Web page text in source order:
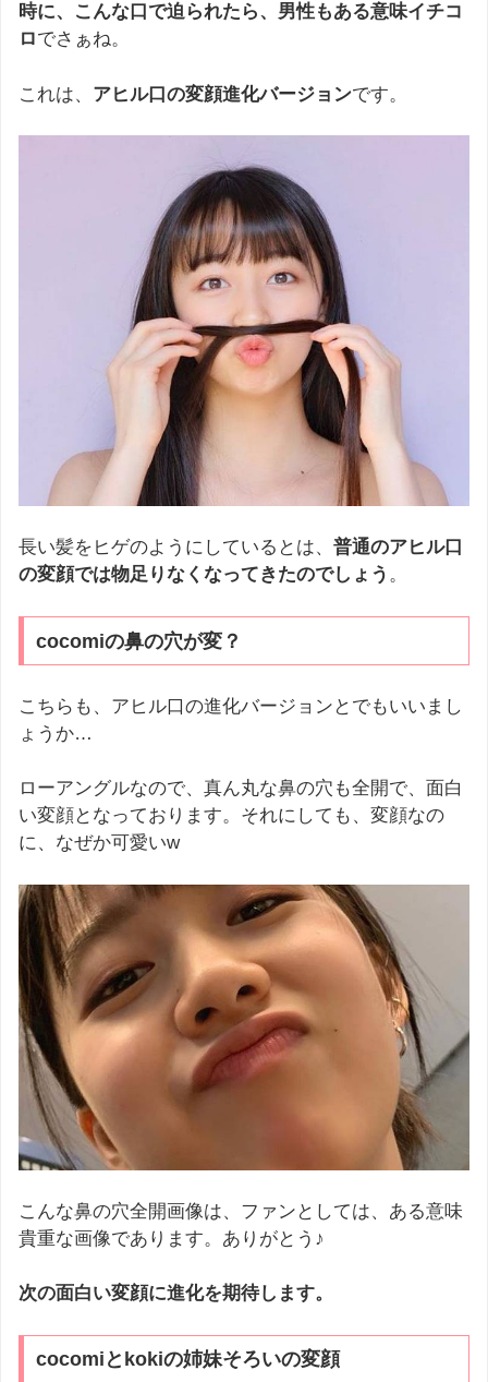
時に、こんな口で迫られたら、男性もある意味イチコ
ロでさぁね。
これは、 アヒル口の変顔進化バージョンです。
長い髪をヒゲのようにしているとは、 普通のアヒル口
の変顔では物足りなくなってきたのでしょう 。
cocomiの鼻の穴が変？
こちらも、アヒル口の進化バージョンとでもいいまし
ょうか…
ローアングルなので、真ん丸な鼻の穴も全開で、面白
い変顔となっております。それにしても、変顔なの
に、なぜか可愛いw
こんな鼻の穴全開画像は、ファンとしては、ある意味
貴重な画像であります。ありがとう♪
次の面白い変顔に進化を期待します。
cocomiとkokiの姉妹そろいの変顔